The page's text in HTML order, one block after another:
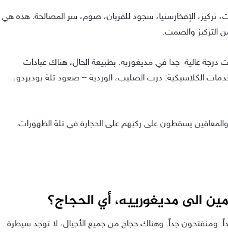
الإفخارستيا، سجود للقربان، صوم، سر المصالحة. هذه هي
التركيز والصمت.
عالية جدا في مديغوريه. بطبيعة الحال، هناك عبادات
الكلاسيكية: درب الصليب، الوردية – صعود تلة بودبردو،
يسقطون على ركبهم على الحجارة في تلة الظهورات.
الى مديغورييه، أي الحجاج؟
ومنفتحون جداً. وهناك حجاج من جميع الأجيال، لا توجد سيطرة